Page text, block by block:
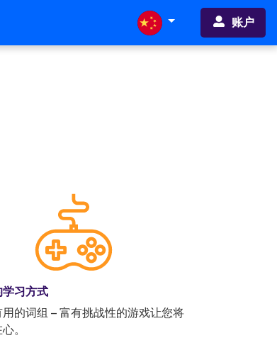
账户
学习方式
的词组 – 富有挑战性的游戏让您将
。